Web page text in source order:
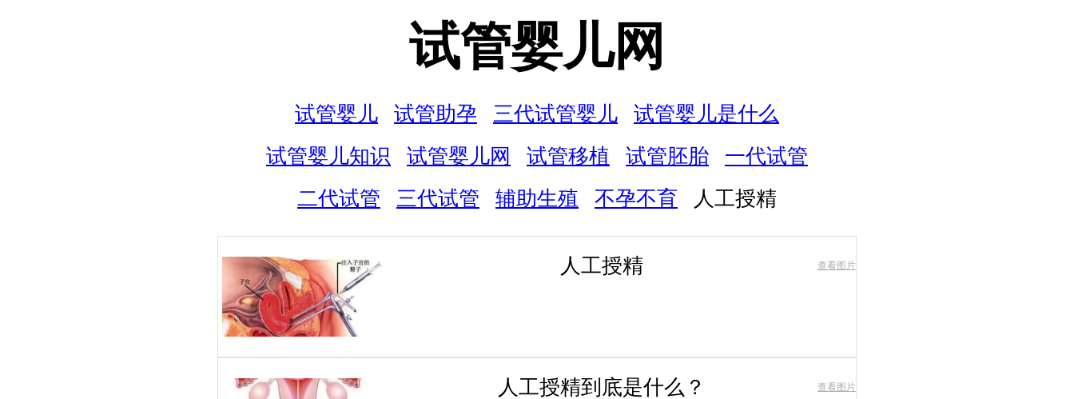
试管婴儿网
试管婴儿 试管助孕 三代试管婴儿
试管婴儿是什么
试管婴儿知识
试管婴儿网 试管移植 试管胚胎
一代试管
二代试管
三代试管 辅助生殖 不孕不育 人工授精
人工授精 查看图片
人工授精到底是什么？ 查看图片